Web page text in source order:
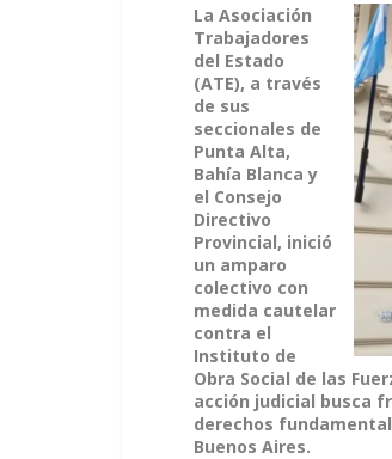
La Asociación
Trabajadores
del Estado
(ATE), a través
de sus
seccionales de
Punta Alta,
Bahía Blanca y
el Consejo
Directivo
Provincial, inició
un amparo
colectivo con
medida cautelar
contra el
Instituto de
Obra Social de las
acción judicial busca
derechos
Buenos Aires.